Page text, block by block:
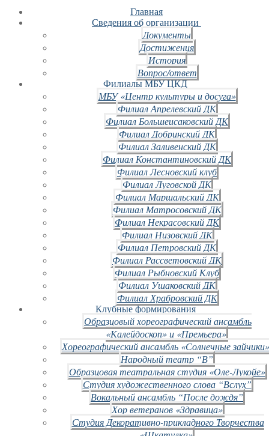
Главная
Сведения об организации
Документы
Достижения
История
Вопрос/ответ
Филиалы МБУ ЦКД
МБУ «Центр культуры и досуга»
Филиал Апрелевский ДК
Филиал Большеисаковский ДК
Филиал Добринский ДК
Филиал Заливенский ДК
Филиал Константиновский ДК
Филиал Лесновский клуб
Филиал Луговской ДК
Филиал Маршальский ДК
Филиал Матросовский ДК
Филиал Некрасовский ДК
Филиал Низовский ДК
Филиал Петровский ДК
Филиал Рассветовский ДК
Филиал Рыбновский Клуб
Филиал Ушаковский ДК
Филиал Храбровский ДК
Клубные формирования
Образцовый хореографический ансамбль
«Калейдоскоп» и «Премьера»
Хореографический ансамбль «Солнечные
Народный театр “В”
Образцовая театральная студия «Оле-Лукойе»
Студия художественного слова “Вслух”
Вокальный ансамбль “После дождя”
Хор ветеранов «Здравица»
Студия Декоративно-прикладного Творчества